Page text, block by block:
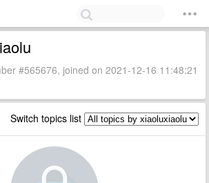
#565676, joined on 2021-12-16 11:48:21
Switch topics list